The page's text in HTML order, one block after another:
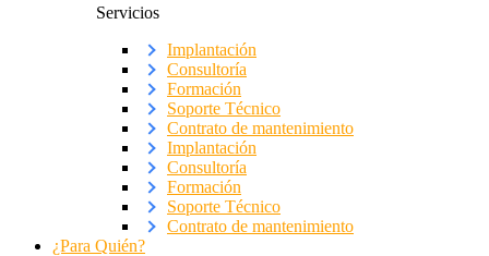
Servicios
Implantación
Consultoría
Formación
Soporte Técnico
Contrato de mantenimiento
Implantación
Consultoría
Formación
Soporte Técnico
Contrato de mantenimiento
¿Para Quién?